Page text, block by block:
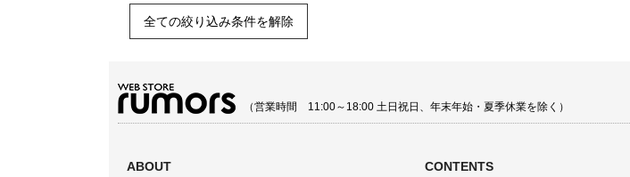
全ての絞り込み条件を解除
（営業時間 11:00～18:00 土日祝日、年末年始・夏季休業を除く）
ABOUT CONTENTS